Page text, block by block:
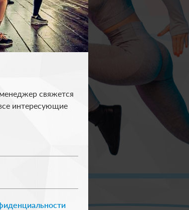
свяжется
интересующие